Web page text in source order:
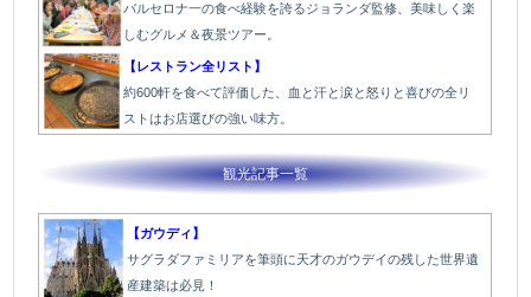
バルセロナ一の食べ経験を誇るジョランダ監修、美味しく楽
しむグルメ＆夜景ツアー。
【レストラン全リスト】
約600軒を食べて評価した、血と汗と涙と怒りと喜びの全リ
ストはお店選びの強い味方。
観光記事一覧
【ガウディ】
サグラダファミリアを筆頭に天才のガウデイの残した世界遺
産建築は必見！